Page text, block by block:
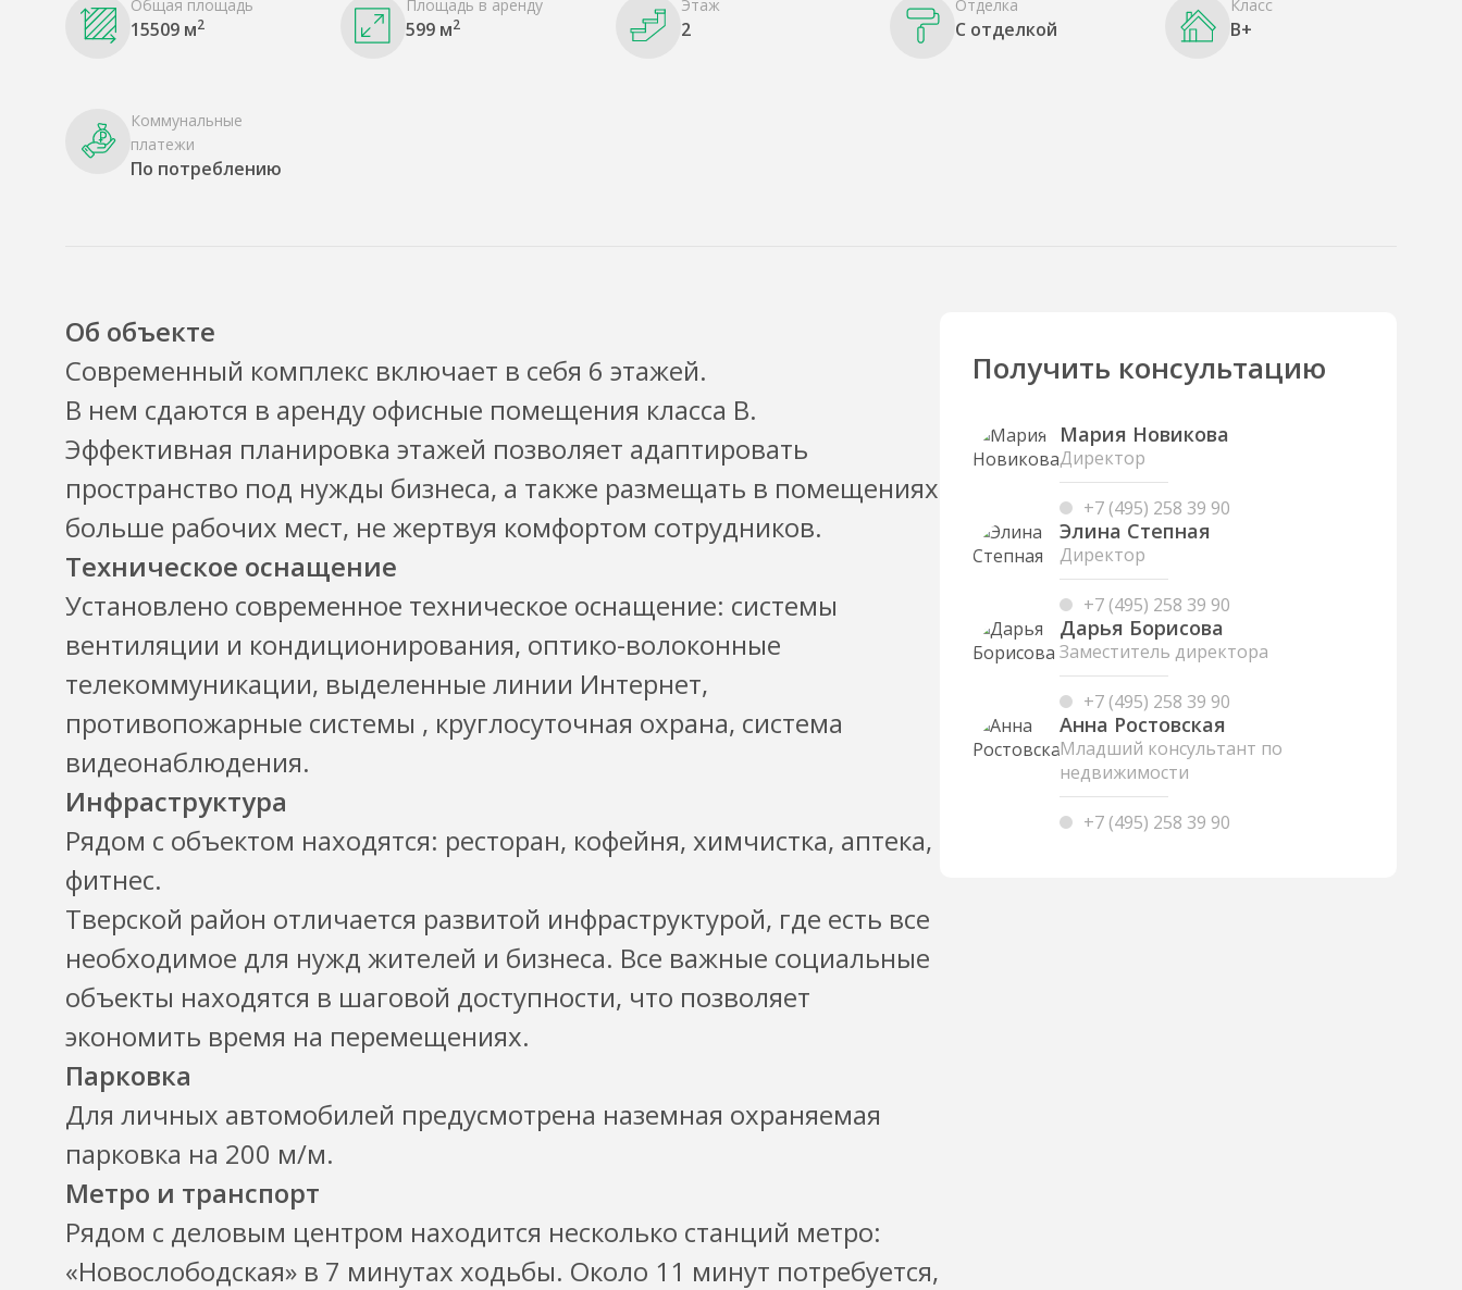
Общая площадь
15509 м2
Площадь в аренду
599 м2
Этаж
2
Отделка
С отделкой
Класс
B+
Коммунальные
платежи
По потреблению
Об объекте
Современный комплекс включает в себя 6 этажей.
В нем сдаются в аренду офисные помещения класса B.
Эффективная планировка этажей позволяет адаптировать
пространство под нужды бизнеса, а также размещать в помещениях
больше рабочих мест, не жертвуя комфортом сотрудников.
Техническое оснащение
Установлено современное техническое оснащение: системы
вентиляции и кондиционирования, оптико-волоконные
телекоммуникации, выделенные линии Интернет,
противопожарные системы , круглосуточная охрана, система
видеонаблюдения.
Инфраструктура
Рядом с объектом находятся: ресторан, кофейня, химчистка, аптека,
фитнес.
Тверской район отличается развитой инфраструктурой, где есть все
необходимое для нужд жителей и бизнеса. Все важные социальные
объекты находятся в шаговой доступности, что позволяет
экономить время на перемещениях.
Парковка
Для личных автомобилей предусмотрена наземная охраняемая
парковка на 200 м/м.
Метро и транспорт
Рядом с деловым центром находится несколько станций метро:
«Новослободская» в 7 минутах ходьбы. Около 11 минут потребуется,
Получить консультацию
Мария Новикова
Директор
+7 (495) 258 39 90
Элина Степная
Директор
+7 (495) 258 39 90
Дарья Борисова
Заместитель директора
+7 (495) 258 39 90
Анна Ростовская
Младший консультант по
недвижимости
+7 (495) 258 39 90